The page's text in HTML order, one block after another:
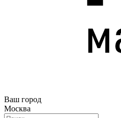
Ваш город
Москва